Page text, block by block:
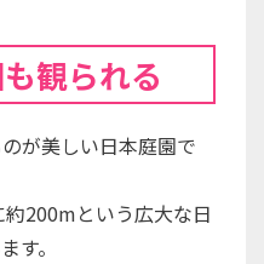
観られる
が美しい日本庭園で
200mという広大な日
す。